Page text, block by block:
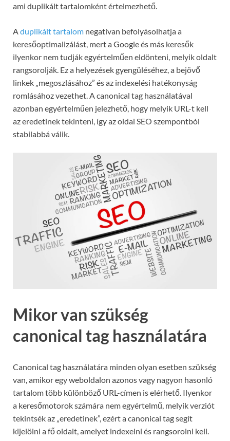
ami duplikált tartalomként értelmezhető.
A duplikált tartalom negatívan befolyásolhatja a
keresőoptimalizálást, mert a Google és más keresők
ilyenkor nem tudják egyértelműen eldönteni, melyik oldalt
rangsorolják. Ez a helyezések gyengüléséhez, a bejövő
linkek „megoszlásához” és az indexelési hatékonyság
romlásához vezethet. A canonical tag használatával
azonban egyértelműen jelezhető, hogy melyik URL-t kell
az eredetinek tekinteni, így az oldal SEO szempontból
stabilabbá válik.
Mikor van szükség
canonical tag használatára
Canonical tag használatára minden olyan esetben szükség
van, amikor egy weboldalon azonos vagy nagyon hasonló
tartalom több különböző URL-címen is elérhető. Ilyenkor
a keresőmotorok számára nem egyértelmű, melyik verziót
tekintsék az „eredetinek”, ezért a canonical tag segít
kijelölni a fő oldalt, amelyet indexelni és rangsorolni kell.